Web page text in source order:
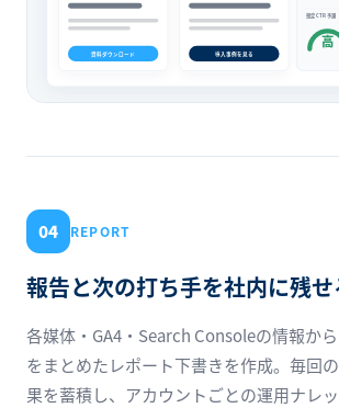
資料ダウンロード 導入事例を見る
想定 CTR 予測
高
04 REPORT
報告と次の打ち手を社内に残せ
各媒体・GA4・Search Consoleの情報か
をまとめたレポート下書きを作成。毎回
果を蓄積し、アカウントごとの運用ナレ